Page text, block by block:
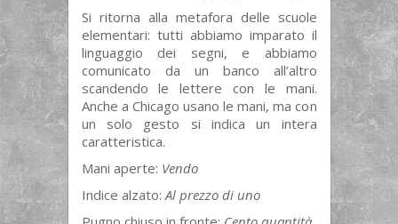
Si ritorna alla metafora delle scuole
elementari: tutti abbiamo imparato il
linguaggio dei segni, e abbiamo
comunicato da un banco all’altro
scandendo le lettere con le mani.
Anche a Chicago usano le mani, ma con
un solo gesto si indica un intera
caratteristica.
Mani aperte: Vendo
Indice alzato: Al prezzo di uno